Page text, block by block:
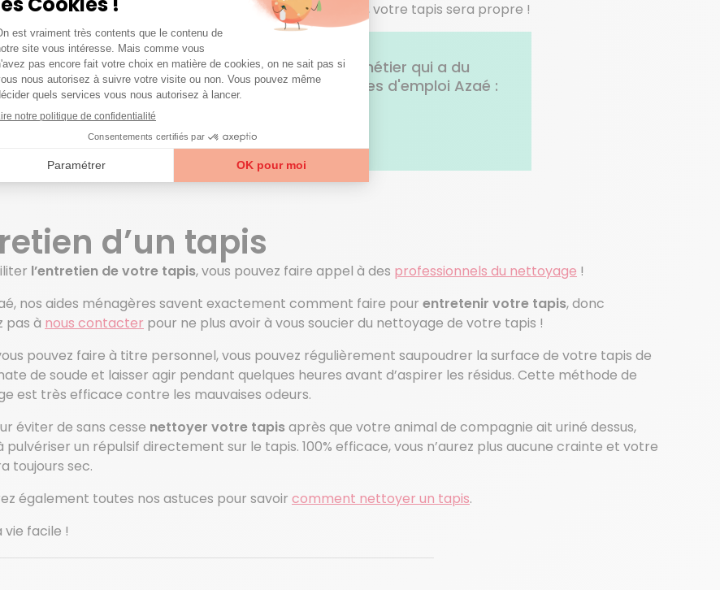
sécher : l’odeur et les traces d’urine auront disparu, votre tapis sera propre !
Vous souhaitez faire un métier qui a du
sens ? Découvrez les offres d'emploi Azaé :
d’un tapis
l’entretien de votre tapis, vous pouvez faire appel à des professionnels du nettoyage !
nos aides ménagères savent exactement comment faire pour entretenir votre tapis, donc
pas à nous contacter pour ne plus avoir à vous soucier du nettoyage de votre tapis !
pouvez faire à titre personnel, vous pouvez régulièrement saupoudrer la surface de votre tapis de
de soude et laisser agir pendant quelques heures avant d’aspirer les résidus. Cette méthode de
est très efficace contre les mauvaises odeurs.
éviter de sans cesse nettoyer votre tapisaprès que votre animal de compagnie ait uriné dessus,
pulvériser un répulsif directement sur le tapis. 100% efficace, vous n’aurez plus aucune crainte et votre
toujours sec.
également toutes nos astuces pour savoir comment nettoyer un tapis.
vie facile !